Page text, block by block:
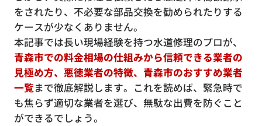
をされたり、不必要な部品交換を勧められたりする
ケースが少なくありません。
本記事では長い現場経験を持つ水道修理のプロが、
青森市での料金相場の仕組みから信頼できる業者の
見極め方、悪徳業者の特徴、青森市のおすすめ業者
一覧まで徹底解説します。これを読めば、緊急時で
も焦らず適切な業者を選び、無駄な出費を防ぐこと
ができるでしょう。